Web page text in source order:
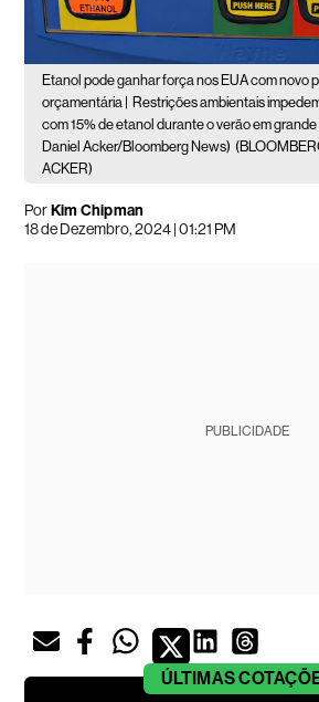
Etanol pode ganhar força nos EUA com novo
orçamentária |
Restrições ambientais
com 15% de etanol durante o verão em
Daniel Acker/Bloomberg News)
ACKER)
PorKim Chipman
18 de Dezembro, 2024 | 01:21 PM
PUBLICIDADE
ÚLTIMAS